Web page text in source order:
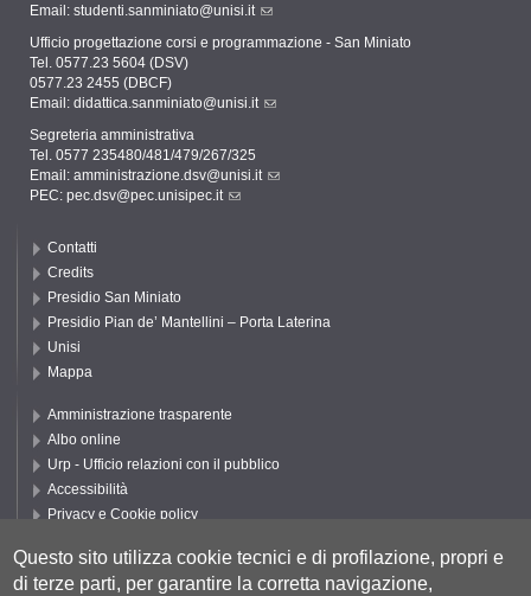
Email: studenti.sanminiato@unisi.it
Ufficio progettazione corsi e programmazione - San Miniato
Tel. 0577.23 5604 (DSV)
0577.23 2455 (DBCF)
Email: didattica.sanminiato@unisi.it
Segreteria amministrativa
Tel. 0577 235480/481/479/267/325
Email: amministrazione.dsv@unisi.it
PEC: pec.dsv@pec.unisipec.it
Contatti
Credits
Presidio San Miniato
Presidio Pian de’ Mantellini – Porta Laterina
Unisi
Mappa
Amministrazione trasparente
Albo online
Urp - Ufficio relazioni con il pubblico
Accessibilità
Privacy e Cookie policy
Segui UNISI
Questo sito utilizza cookie tecnici e di profilazione, propri e
di terze parti, per garantire la corretta navigazione,